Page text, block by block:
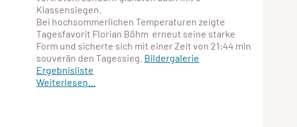
Klassensiegen.
Bei hochsommerlichen Temperaturen zeigte
Tagesfavorit Florian Böhm erneut seine starke
Form und sicherte sich mit einer Zeit von 21:44 min
souverän den Tagessieg. Bildergalerie
Ergebnisliste
Weiterlesen...